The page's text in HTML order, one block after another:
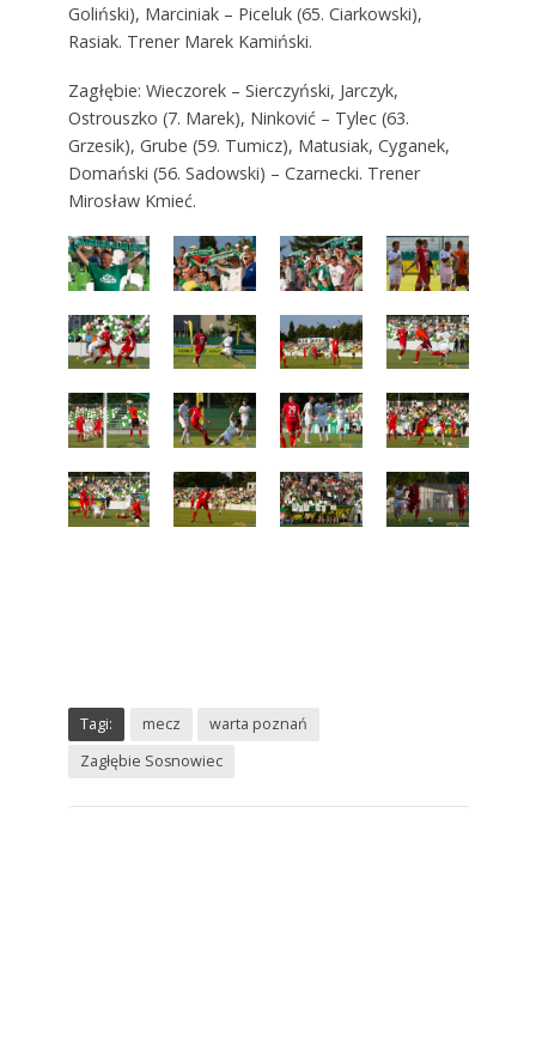
Goliński), Marciniak – Piceluk (65. Ciarkowski),
Rasiak. Trener Marek Kamiński.
Zagłębie: Wieczorek – Sierczyński, Jarczyk,
Ostrouszko (7. Marek), Ninković – Tylec (63.
Grzesik), Grube (59. Tumicz), Matusiak, Cyganek,
Domański (56. Sadowski) – Czarnecki. Trener
Mirosław Kmieć.
Tagi: mecz
warta poznań
Zagłębie Sosnowiec